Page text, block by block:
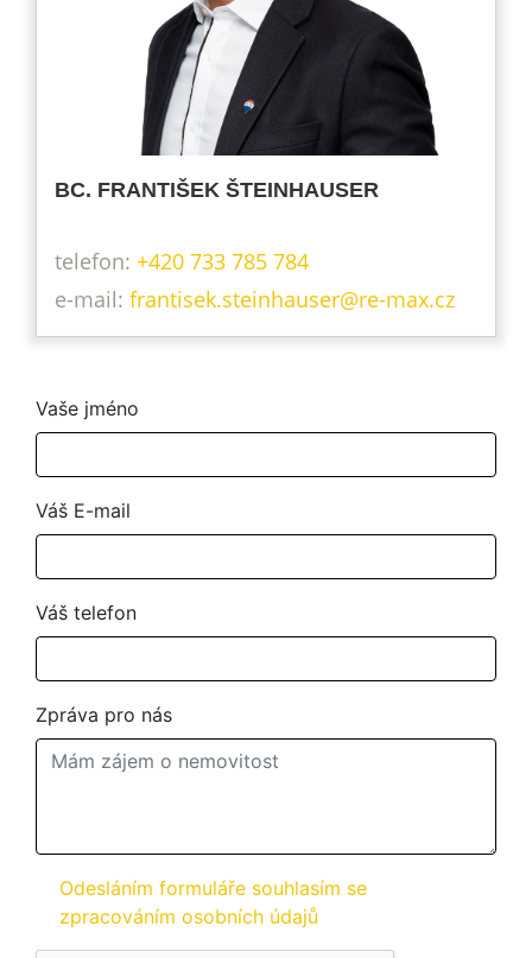
BC. FRANTIŠEK ŠTEINHAUSER
telefon: +420 733 785 784
frantisek.steinhauser@re-max.cz
Vaše jméno
Váš E-mail
Váš telefon
Zpráva pro nás
Odesláním formuláře souhlasím se
zpracováním osobních údajů